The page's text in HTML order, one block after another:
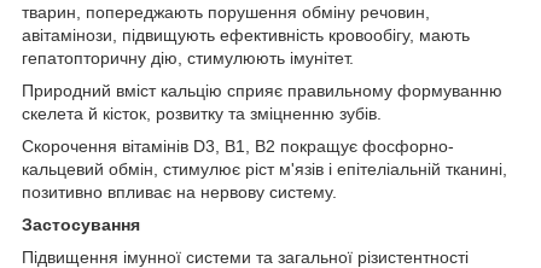
тварин, попереджають порушення обміну речовин,
авітамінози, підвищують ефективність кровообігу, мають
гепатопторичну дію, стимулюють імунітет.
Природний вміст кальцію сприяє правильному формуванню
скелета й кісток, розвитку та зміцненню зубів.
Скорочення вітамінів D3 , В1 , В2 покращує фосфорно-
кальцевий обмін, стимулює ріст м'язів і епітеліальній тканині,
позитивно впливає на нервову систему.
Застосування
Підвищення імунної системи та загальної різистентності